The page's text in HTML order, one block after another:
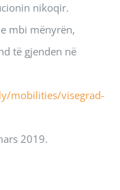
nikoqir.
mbi mënyrën,
të gjenden në
mobilities/visegrad-
2019.